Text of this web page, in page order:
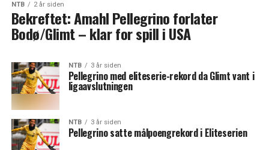
NTB 2 år siden
Bekreftet: Amahl Pellegrino forlater
Bodø/Glimt – klar for spill i USA
NTB 3 år siden
Pellegrino med eliteserie-rekord da Glimt vant i
ligaavslutningen
NTB 3 år siden
Pellegrino satte målpoengrekord i Eliteserien